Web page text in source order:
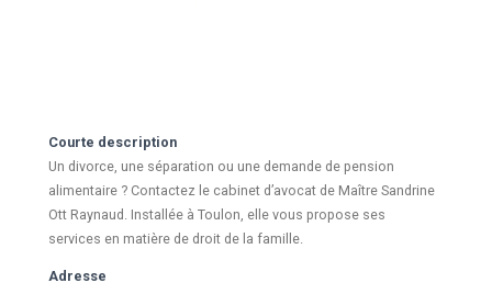
Courte description
Un divorce, une séparation ou une demande de pension
alimentaire ? Contactez le cabinet d’avocat de Maître Sandrine
Ott Raynaud. Installée à Toulon, elle vous propose ses
services en matière de droit de la famille.
Adresse